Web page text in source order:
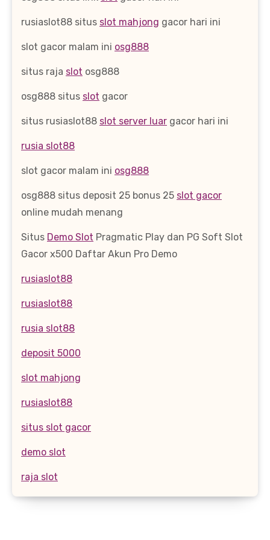
rusiaslot88 situs slot mahjong gacor hari ini
slot gacor malam ini osg888
situs raja slot osg888
osg888 situs slot gacor
situs rusiaslot88 slot server luar gacor hari ini
rusia slot88
slot gacor malam ini osg888
osg888 situs deposit 25 bonus 25 slot gacor
online mudah menang
Situs Demo Slot Pragmatic Play dan PG Soft Slot
Gacor x500 Daftar Akun Pro Demo
rusiaslot88
rusiaslot88
rusia slot88
deposit 5000
slot mahjong
rusiaslot88
situs slot gacor
demo slot
raja slot